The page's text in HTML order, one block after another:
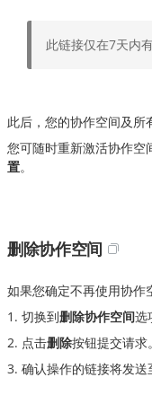
此链接仅在7天内
此后，您的协作空间及
您可随时重新激活协作空
置。
删除协作空间
如果您确定不再使用协作
切换到删除协作空间选
点击删除按钮提交请求。
确认操作的链接将发